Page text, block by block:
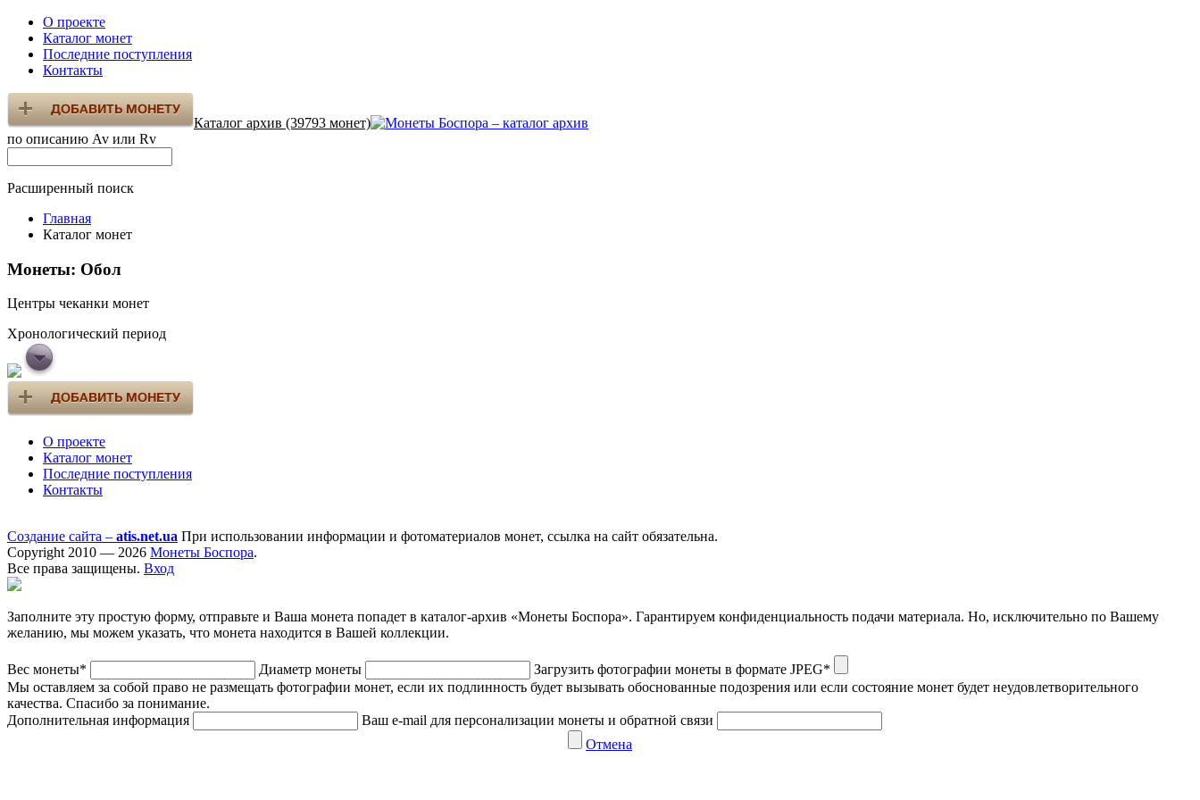
О проекте
Каталог монет
Последние поступления
Контакты
Каталог архив (39793 монет)
по описанию Av или Rv
Расширенный поиск
Главная
Каталог монет
Монеты: Обол
Центры чеканки монет
Хронологический период
О проекте
Каталог монет
Последние поступления
Контакты
Создание сайта – atis.net.ua При использовании информации и фотоматериалов монет, ссылка на сайт обязательна.
Copyright 2010 — 2026 Монеты Боспора.
Все права защищены. Вход
Заполните эту простую форму, отправьте и Ваша монета попадет в каталог-архив «Монеты Боспора». Гарантируем конфиденциальность подачи материала. Но, исключительно по Вашему
желанию, мы можем указать, что монета находится в Вашей коллекции.
Вес монеты* Диаметр монеты
Загрузить фотографии монеты в формате JPEG*
Мы оставляем за собой право не размещать фотографии монет, если их подлинность будет вызывать обоснованные подозрения или если состояние монет будет неудовлетворительного
качества. Спасибо за понимание.
Дополнительная информация
Ваш e-mail для персонализации монеты и обратной связи
Отмена